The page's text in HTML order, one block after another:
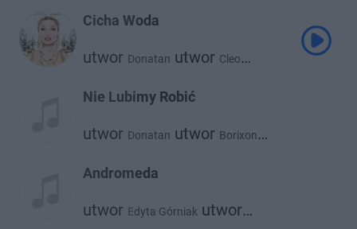
Cicha Woda
utwor Donatan utwor Cleo
Nie Lubimy Robić
utwor Donatan utwor Borixon
Andromeda
utwor Edyta Górniak utwor